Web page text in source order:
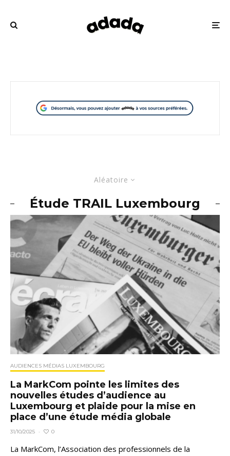
Aléatoire
Étude TRAIL Luxembourg
AUDIENCES MÉDIAS LUXEMBOURG
La MarkCom pointe les limites des
nouvelles études d’audience au
Luxembourg et plaide pour la mise en
place d’une étude média globale
31/10/2025 · 0
La MarkCom, l’Association des professionnels de la